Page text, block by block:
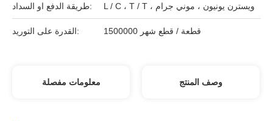
طريقة الدفع او السداد: L / C ، T / T ، ويسترن يونيون ، موني جرام
القدرة على التوريد: 1500000 قطعة / قطع شهر
معلومات مفصلة وصف المنتج